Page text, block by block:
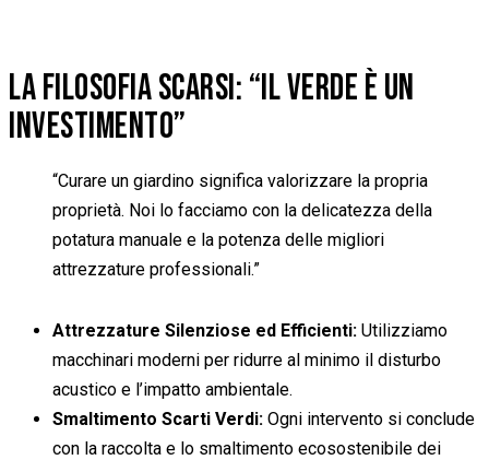
LA FILOSOFIA SCARSI: “IL VERDE È UN
INVESTIMENTO”
“Curare un giardino significa valorizzare la propria
proprietà. Noi lo facciamo con la delicatezza della
potatura manuale e la potenza delle migliori
attrezzature professionali.”
Attrezzature Silenziose ed Efficienti: Utilizziamo
macchinari moderni per ridurre al minimo il disturbo
acustico e l’impatto ambientale.
Smaltimento Scarti Verdi: Ogni intervento si conclude
con la raccolta e lo smaltimento ecosostenibile dei